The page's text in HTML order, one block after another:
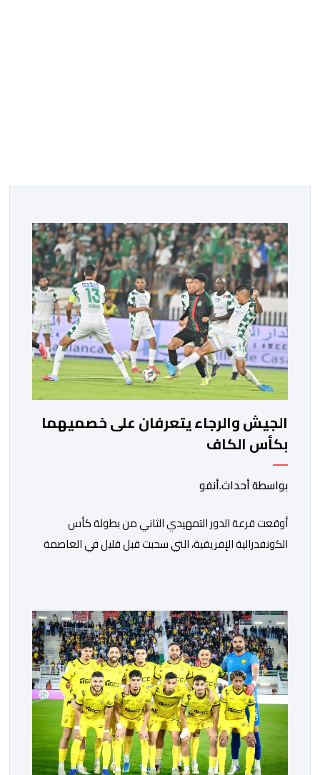
الجيش والرجاء يتعرفان على خصميهما
بكأس الكاف
بواسطة أحداث.أنفو
أوقعت قرعة الدور التمهيدي الثاني من بطولة كأس
الكونفدرالية الإفريقية، التي سحبت قبل قليل في العاصمة
ووسط القارة. ​وسيكون نادي الرجاء الرياضي على موعد مع
مواجهة المتأهل من المباراة التي تجمع بين إيل كانيمي
واريورز النيجيري ونادي أوديب ممثل […]